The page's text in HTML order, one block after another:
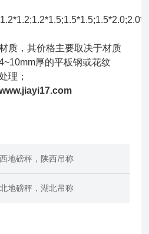
质，其价格主要取决于材质
厚的平板钢或花纹
理；
地磅秤，陕西吊称
地磅秤，湖北吊称